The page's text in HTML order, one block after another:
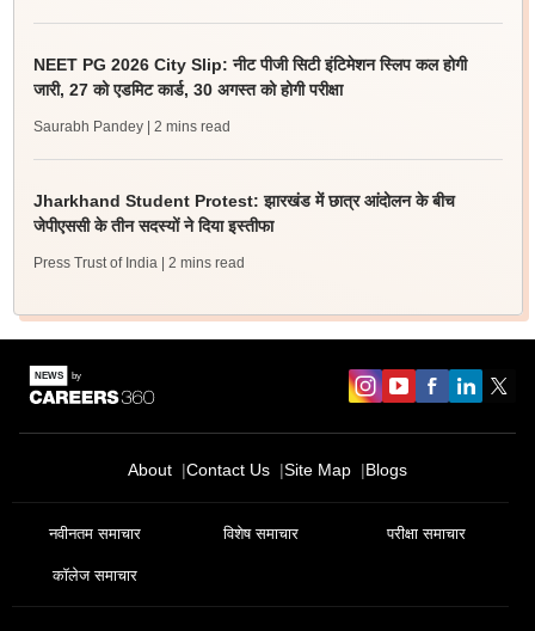
NEET PG 2026 City Slip: नीट पीजी सिटी इंटिमेशन स्लिप कल होगी
जारी, 27 को एडमिट कार्ड, 30 अगस्त को होगी परीक्षा
Saurabh Pandey | 2 mins read
Jharkhand Student Protest: झारखंड में छात्र आंदोलन के बीच
जेपीएससी के तीन सदस्यों ने दिया इस्तीफा
Press Trust of India | 2 mins read
About Contact Us Site Map Blogs
नवीनतम समाचार विशेष समाचार परीक्षा समाचार
कॉलेज समाचार